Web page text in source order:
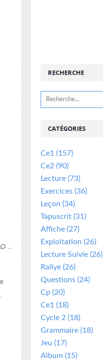
RECHERCHE
CATÉGORIES
Ce1 (157)
Ce2 (90)
Lecture (73)
Exercices (36)
Leçon (34)
Tapuscrit (31)
Affiche (27)
Exploitation (26)
Lecture Suivie (26)
Rallye (26)
Questions (24)
Cp (20)
Ce1 (18)
Cycle 2 (18)
Grammaire (18)
Jeu (17)
Album (15)